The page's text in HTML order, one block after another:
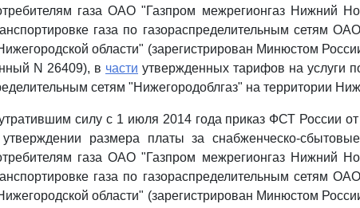
газа ОАО "Газпром межрегионгаз Нижний
газа по газораспределительным сетям
области" (зарегистрирован Минюстом
N 26409), в части утвержденных тарифов на услуги
сетям "Нижегородоблгаз" на территории
силу с 1 июля 2014 года приказ ФСТ России
размера платы за снабженческо-
газа ОАО "Газпром межрегионгаз Нижний
газа по газораспределительным сетям
области" (зарегистрирован Минюстом